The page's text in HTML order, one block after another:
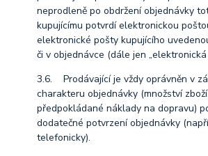
neprodleně po obdržení objednávky
kupujícímu potvrdí elektronickou
elektronické pošty kupujícího
či v objednávce (dále jen
3.6. Prodávající je vždy oprávněn v
charakteru objednávky (množství
předpokládané náklady na dopravu)
dodatečné potvrzení objednávky
telefonicky).